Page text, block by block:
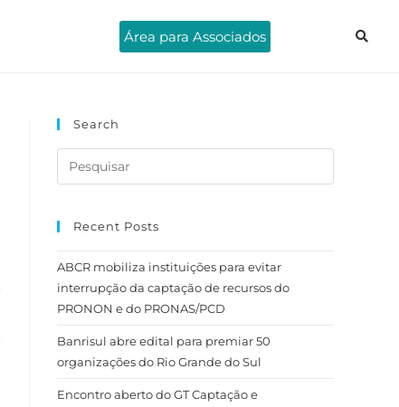
Área para Associados
Search
Recent Posts
ABCR mobiliza instituições para evitar
interrupção da captação de recursos do
PRONON e do PRONAS/PCD
Banrisul abre edital para premiar 50
organizações do Rio Grande do Sul
Encontro aberto do GT Captação e